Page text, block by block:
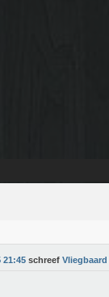
21:45 schreef Vliegbaard